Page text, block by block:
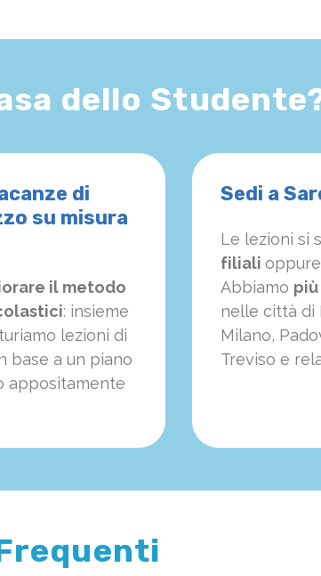
dello
di
su misura
il metodo
: insieme
lezioni di
base a un piano
appositamente
Sedi a
Le lezioni si
filiali oppure
Abbiamo
nelle città di
Milano,
Treviso e